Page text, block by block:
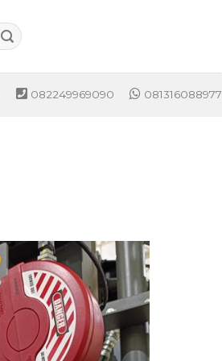
082249969090 081316088977